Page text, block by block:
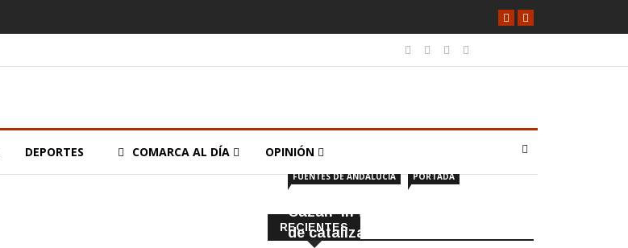
DEPORTES COMARCA AL DÍA OPINIÓN
RECIENTES
FUENTES DE ANDALUCÍA PORTADA
Cazan ‘in fraganti’ a ladrones
de catalizadores